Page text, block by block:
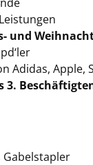
und
Adidas, Apple,
3.